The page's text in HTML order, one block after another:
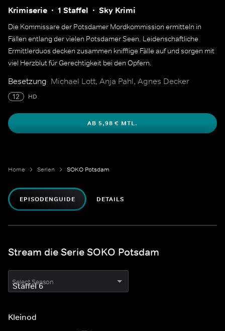
Krimiserie 1 Staffel Sky Krimi
Die Kommissare der Potsdamer Mordkommission ermitteln in
Fällen entlang der vielen Potsdamer Seen. Leidenschaftliche
Ermittlerduos decken zusammen knifflige Fälle auf und sorgen mit
viel Herzblut für Gerechtigkeit bei den Opfern.
Besetzung Michael Lott, Anja Pahl, Agnes Decker
12 HD
AB 5,98 € MTL.
Home Serien SOKO Potsdam
EPISODENGUIDE DETAILS
Stream die Serie SOKO Potsdam
Select Season
Kleinod